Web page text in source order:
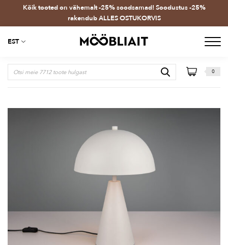
Kõik tooted on vähemalt -25% soodsamad! Soodustus -25%
rakendub ALLES OSTUKORVIS
EST
0